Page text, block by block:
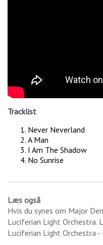
Tracklist
Never Neverland
A Man
I Am The Shadow
No Sunrise
Læs også
Hvis du synes om Major
Luciferian Light Orchestra.
Luciferian Light Orchestra